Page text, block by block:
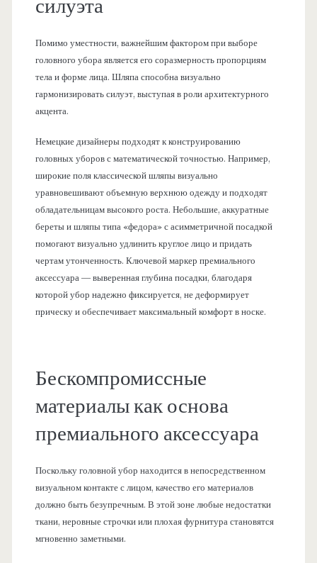
силуэта
Помимо уместности, важнейшим фактором при выборе
головного убора является его соразмерность пропорциям
тела и форме лица. Шляпа способна визуально
гармонизировать силуэт, выступая в роли архитектурного
акцента.
Немецкие дизайнеры подходят к конструированию
головных уборов с математической точностью. Например,
широкие поля классической шляпы визуально
уравновешивают объемную верхнюю одежду и подходят
обладательницам высокого роста. Небольшие, аккуратные
береты и шляпы типа «федора» с асимметричной посадкой
помогают визуально удлинить круглое лицо и придать
чертам утонченность. Ключевой маркер премиального
аксессуара — выверенная глубина посадки, благодаря
которой убор надежно фиксируется, не деформирует
прическу и обеспечивает максимальный комфорт в носке.
Бескомпромиссные
материалы как основа
премиального аксессуара
Поскольку головной убор находится в непосредственном
визуальном контакте с лицом, качество его материалов
должно быть безупречным. В этой зоне любые недостатки
ткани, неровные строчки или плохая фурнитура становятся
мгновенно заметными.